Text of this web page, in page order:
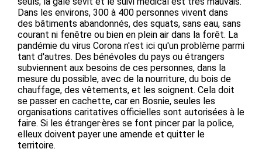
Dans les environs, 300 à 400 personnes vivent dans
des bâtiments abandonnés, des squats, sans eau, sans
courant ni fenêtre ou bien en plein air dans la forêt. La
pandémie du virus Corona n'est ici qu'un problème parmi
tant d'autres. Des bénévoles du pays ou étrangers
subviennent aux besoins de ces personnes, dans la
mesure du possible, avec de la nourriture, du bois de
chauffage, des vêtements, et les soignent. Cela doit
se passer en cachette, car en Bosnie, seules les
organisations caritatives officielles sont autorisées à le
faire. Si les étranger·ères se font pincer par la police,
elleux doivent payer une amende et quitter le
territoire.